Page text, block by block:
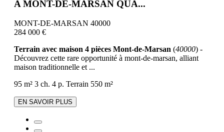
A MONT-DE-MARSAN QUA...
MONT-DE-MARSAN 40000
284 000 €
Terrain avec maison 4 pièces Mont-de-Marsan (40000) -
Découvrez cette rare opportunité à mont-de-marsan, alliant
maison traditionnelle et ...
95 m² 3 ch. 4 p. Terrain 550 m²
EN SAVOIR PLUS